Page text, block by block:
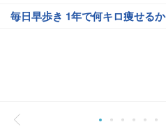
毎日早歩き 1年で何キロ痩せるか